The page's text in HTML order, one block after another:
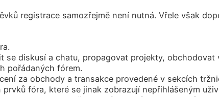
registrace samozřejmě není nutná. Vřele však
se diskusí a chatu, propagovat projekty,
pořádaných fórem.
za obchody a transakce provedené v sekcích
fóra, které se jinak zobrazují nepřihlášeným